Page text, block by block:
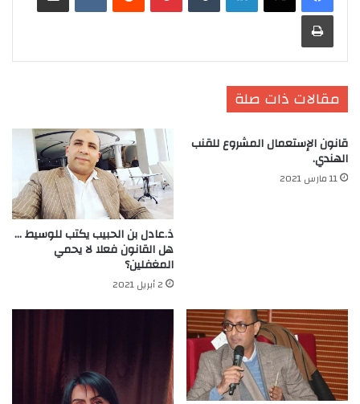
طباعة
مقالات ذات صلة
قانون الإستعمال المشروع للقنب
الهندي.
11 مارس 2021
ذ.عادل بن الحبيب يكتب للوسيط …
هل القانون فعلا لا يحمي
المغفلين؟
2 أبريل 2021